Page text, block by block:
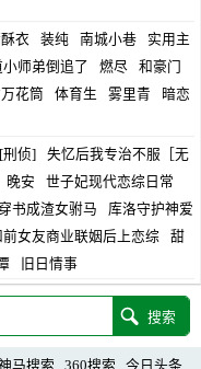
衣 装纯 南城小巷
实用主
师弟倒追了 燃尽
和豪门
花筒 体育生 雾里青
暗恋
侦]
失忆后我专治不服［无
晚安
世子妃现代恋综日常
穿书成渣女驸马
库洛守护神爱
前女友商业联姻后上恋综
甜
旧日情事
马搜索 360搜索 今日头条